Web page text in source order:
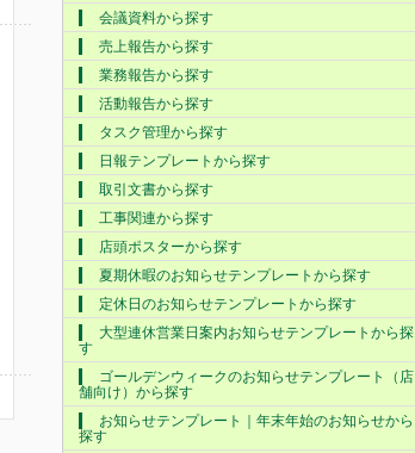
会議資料から探す
売上報告から探す
業務報告から探す
活動報告から探す
タスク管理から探す
日報テンプレートから探す
取引文書から探す
工事関連から探す
店頭ポスターから探す
夏期休暇のお知らせテンプレートから探す
定休日のお知らせテンプレートから探す
大型連休営業日案内お知らせテンプレートから探
す
ゴールデンウィークのお知らせテンプレート（店
舗向け）から探す
お知らせテンプレート｜年末年始のお知らせから
探す